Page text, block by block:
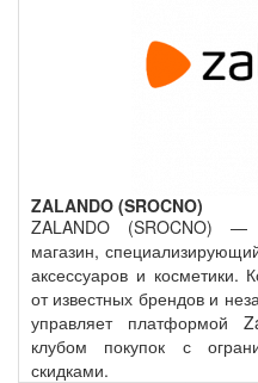
ZALANDO (SROCNO)
ZALANDO (SROCNO) —
магазин,
аксессуаров и косметики.
от известных брендов и
управляет платформой
клубом покупок с
скидками.